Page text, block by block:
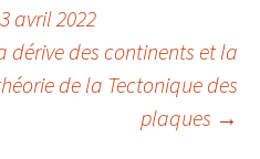
avril 2022
dérive des continents et la
de la Tectonique des
plaques →